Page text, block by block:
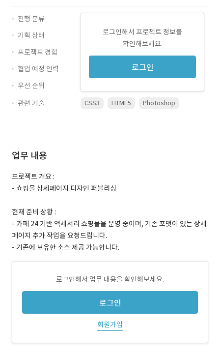
로그인해서 프로젝트 정보를
확인해보세요.
로그인
진행 분류
기획 상태
프로젝트 경험
협업 예정 인력
우선 순위
관련 기술
CSS3 HTML5 Photoshop
업무 내용
프로젝트 개요 :
- 쇼핑몰 상세페이지 디자인 퍼블리싱
현재 준비 상황 :
- 카페 24 기반 액세서리 쇼핑몰을 운영 중이며, 기존 포맷이 있는 상세
페이지 추가 작업을 요청드립니다.
- 기존에 보유한 소스 제공 가능합니다.
로그인해서 업무 내용을 확인해보세요.
로그인
회원가입